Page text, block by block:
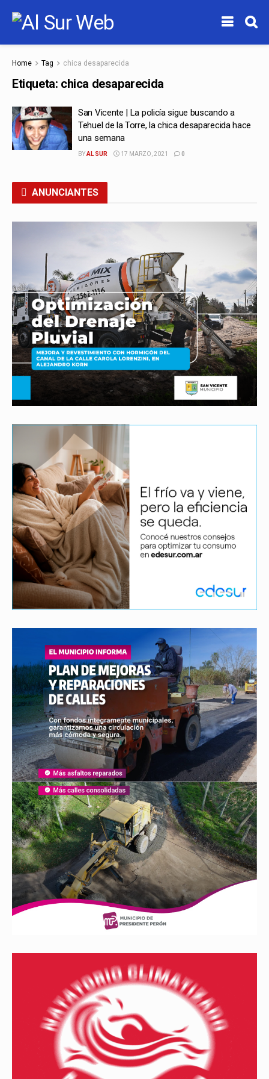
Home Tag chica desaparecida
Etiqueta: chica desaparecida
San Vicente | La policía sigue buscando a
Tehuel de la Torre, la chica desaparecida hace
una semana
BYAL SUR 17 MARZO, 2021 0
ANUNCIANTES